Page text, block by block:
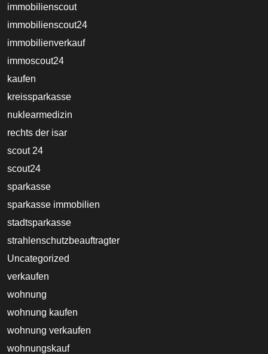
immobilienscout
immobilienscout24
immobilienverkauf
immoscout24
kaufen
kreissparkasse
nuklearmedizin
rechts der isar
scout 24
scout24
sparkasse
sparkasse immobilien
stadtsparkasse
strahlenschutzbeauftragter
Uncategorized
verkaufen
wohnung
wohnung kaufen
wohnung verkaufen
wohnungskauf